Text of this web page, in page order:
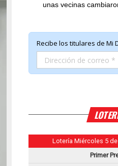
unas vecinas
Lotería Miércoles 5
Primer